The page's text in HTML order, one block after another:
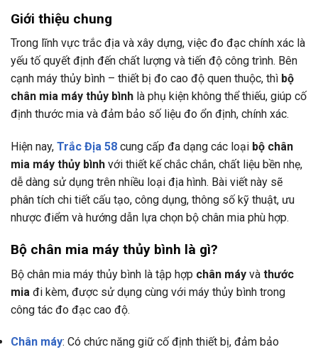
Giới thiệu chung
Trong lĩnh vực trắc địa và xây dựng, việc đo đạc chính xác là
yếu tố quyết định đến chất lượng và tiến độ công trình. Bên
cạnh máy thủy bình – thiết bị đo cao độ quen thuộc, thì bộ
chân mia máy thủy bình là phụ kiện không thể thiếu, giúp cố
định thước mia và đảm bảo số liệu đo ổn định, chính xác.
Hiện nay, Trắc Địa 58 cung cấp đa dạng các loại bộ chân
mia máy thủy bình với thiết kế chắc chắn, chất liệu bền nhẹ,
dễ dàng sử dụng trên nhiều loại địa hình. Bài viết này sẽ
phân tích chi tiết cấu tạo, công dụng, thông số kỹ thuật, ưu
nhược điểm và hướng dẫn lựa chọn bộ chân mia phù hợp.
Bộ chân mia máy thủy bình là gì?
Bộ chân mia máy thủy bình là tập hợp chân máy và thước
mia đi kèm, được sử dụng cùng với máy thủy bình trong
công tác đo đạc cao độ.
Chân máy: Có chức năng giữ cố định thiết bị, đảm bảo